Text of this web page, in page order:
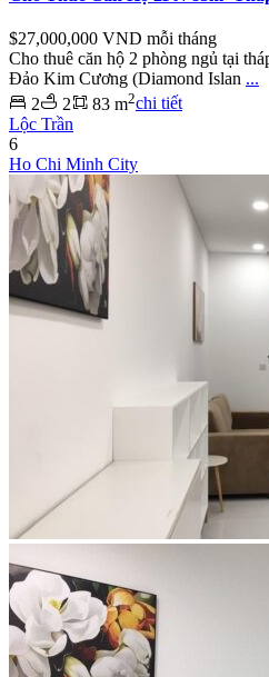
$27,000,000 VND mỗi tháng
Cho thuê căn hộ 2 phòng ngủ tại
Đảo Kim Cương (Diamond Islan ...
2
2 83 m2chi tiết
Lộc Trần
6
Ho Chi Minh City